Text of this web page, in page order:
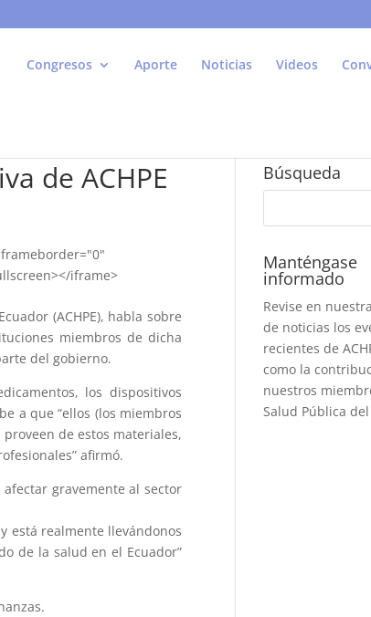
Congresos Aporte Noticias Videos
de ACHPE
iframe>
(ACHPE), habla sobre
miembros de dicha
del gobierno.
los dispositivos
a que “ellos (los miembros
de estos materiales,
afirmó.
gravemente al sector
está realmente llevándonos
de la salud en el Ecuador”
Búsqueda
Manténgase
informado
Revise en
de noticias los
recientes de
como la
nuestros
Salud Pública